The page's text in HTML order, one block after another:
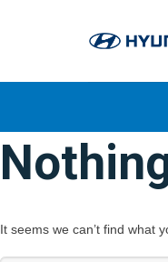
It seems we can’t find what